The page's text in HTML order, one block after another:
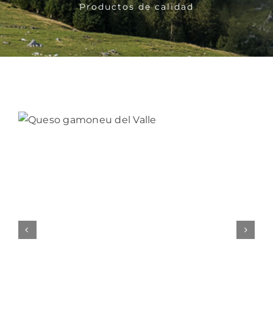
Bebidas
Conservas
Productos de calidad